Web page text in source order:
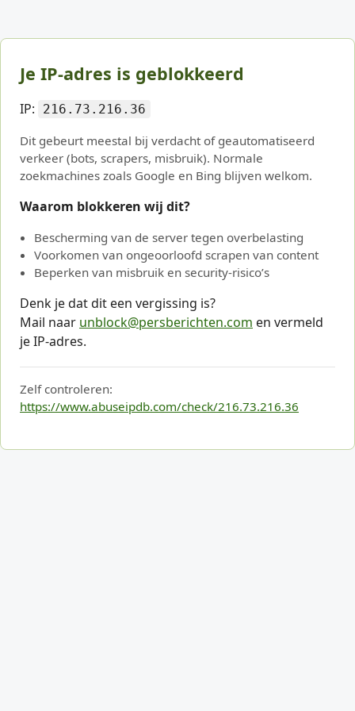
Je IP-adres is geblokkeerd
IP: 216.73.216.36
Dit gebeurt meestal bij verdacht of geautomatiseerd
verkeer (bots, scrapers, misbruik). Normale
zoekmachines zoals Google en Bing blijven welkom.
Waarom blokkeren wij dit?
Bescherming van de server tegen overbelasting
Voorkomen van ongeoorloofd scrapen van content
Beperken van misbruik en security-risico’s
Denk je dat dit een vergissing is?
Mail naar unblock@persberichten.com en vermeld
je IP-adres.
Zelf controleren:
https://www.abuseipdb.com/check/216.73.216.36